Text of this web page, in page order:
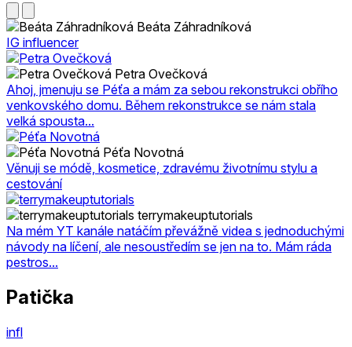
Beáta Záhradníková
IG influencer
Petra Ovečková
Ahoj, jmenuju se Péťa a mám za sebou rekonstrukci obřího
venkovského domu. Během rekonstrukce se nám stala
velká spousta...
Péťa Novotná
Věnuji se módě, kosmetice, zdravému životnímu stylu a
cestování
terrymakeuptutorials
Na mém YT kanále natáčím převážně videa s jednoduchými
návody na líčení, ale nesoustředím se jen na to. Mám ráda
pestros...
Patička
infl